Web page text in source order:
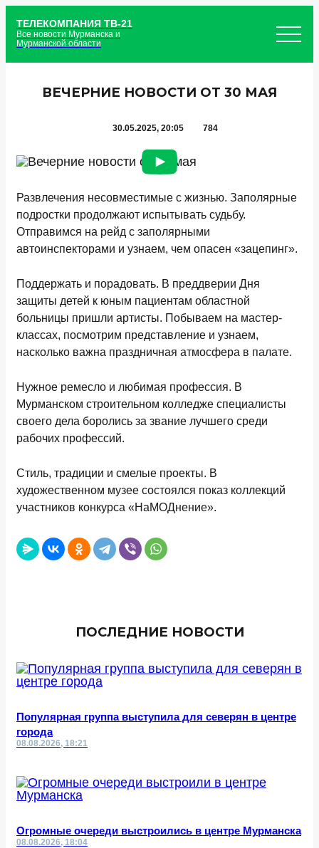
ТЕЛЕКОМПАНИЯ ТВ-21
Все новости Мурманска и
Мурманской области
ВЕЧЕРНИЕ НОВОСТИ ОТ 30 МАЯ
30.05.2025, 20:05 784
Развлечения несовместимые с жизнью. Заполярные
подростки продолжают испытывать судьбу.
Отправимся на рейд с заполярными
автоинспекторами и узнаем, чем опасен «зацепинг».
Поддержать и порадовать. В преддверии Дня
защиты детей к юным пациентам областной
больницы пришли артисты. Побываем на мастер-
классах, посмотрим представление и узнаем,
насколько важна праздничная атмосфера в палате.
Нужное ремесло и любимая профессия. В
Мурманском строительном колледже специалисты
своего дела боролись за звание лучшего среди
рабочих профессий.
Стиль, традиции и смелые проекты. В
художественном музее состоялся показ коллекций
участников конкурса «НаМОДнение».
ПОСЛЕДНИЕ НОВОСТИ
Популярная группа выступила для северян в центре
города
08.08.2026, 18:21
Огромные очереди выстроились в центре Мурманска
08.08.2026, 18:04